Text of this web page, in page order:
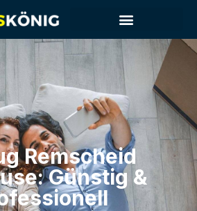
Remscheid​
Günstig &